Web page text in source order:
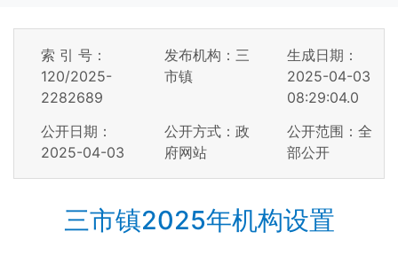
索 引 号：
120/2025-
2282689
发布机构：三
市镇
生成日期：
2025-04-03
08:29:04.0
公开日期：
2025-04-03
公开方式：政
府网站
公开范围：全
部公开
三市镇2025年机构设置